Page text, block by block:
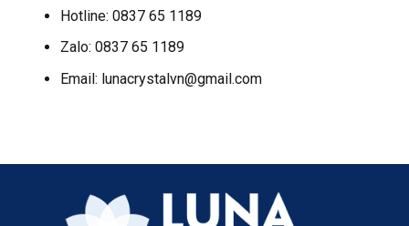
Hotline: 0837 65 1189
Zalo: 0837 65 1189
Email: lunacrystalvn@gmail.com